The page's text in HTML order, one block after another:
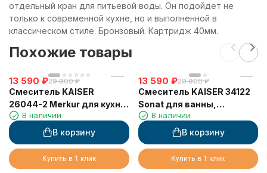
отдельный кран для питьевой воды. Он подойдет не
только к современной кухне, но и выполненной в
классическом стиле. Бронзовый. Картридж 40мм.
Похожие товары
13 590 ₽29 900 ₽
Смеситель KAISER
26044-2 Merkur для кухни,
с краном для питьевой
воды, черный мрамор
В наличии
В корзину
Купить в 1 клик
13 590 ₽29 900 ₽
Смеситель KAISER 34122
Sonat для ванны,
скрытого монтажа
В наличии
В корзину
Купить в 1 клик